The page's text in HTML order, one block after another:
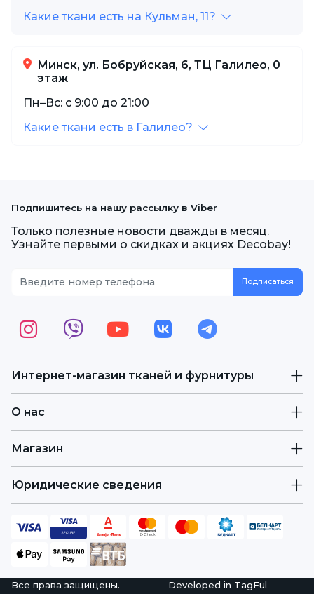
Какие ткани есть на Кульман, 11?
Минск, ул. Бобруйская, 6, ТЦ Галилео, 0
этаж
Пн–Вс: с 9:00 до 21:00
Какие ткани есть в Галилео?
Интернет-магазин тканей и фурнитуры
О нас
Магазин
Юридические сведения
Подпишитесь на нашу рассылку в Viber
Только полезные новости дважды в месяц.
Узнайте первыми о скидках и акциях Decobay!
Все права защищены.
Developed in TagFul